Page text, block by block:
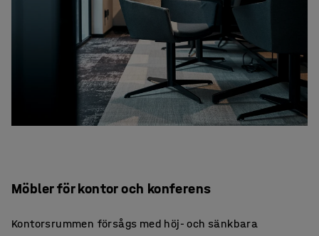
Möbler för kontor och konferens
Kontorsrummen försågs med höj- och sänkbara